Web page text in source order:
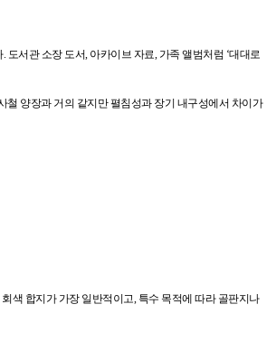
서관 소장 도서, 아카이브 자료, 가족 앨범처럼 ‘대대로
철 양장과 거의 같지만 펼침성과 장기 내구성에서 차이가
회색 합지가 가장 일반적이고, 특수 목적에 따라 골판지나